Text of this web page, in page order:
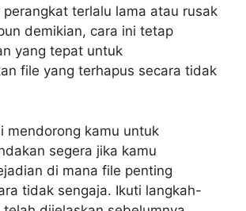
terlalu lama atau rusak
demikian, cara ini tetap
yang tepat untuk
file yang terhapus secara tidak
mendorong kamu untuk
segera jika kamu
di mana file penting
tidak sengaja. Ikuti langkah-